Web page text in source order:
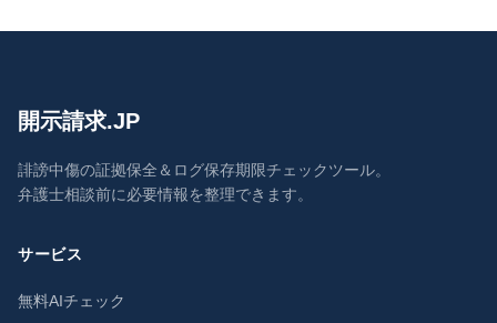
開示請求.JP
誹謗中傷の証拠保全＆ログ保存期限チェックツール。
弁護士相談前に必要情報を整理できます。
サービス
無料AIチェック